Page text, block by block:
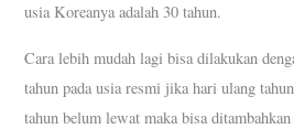
usia Koreanya adalah 30 tahun.
Cara lebih mudah lagi bisa dilakukan
tahun pada usia resmi jika hari ulang
tahun belum lewat maka bisa